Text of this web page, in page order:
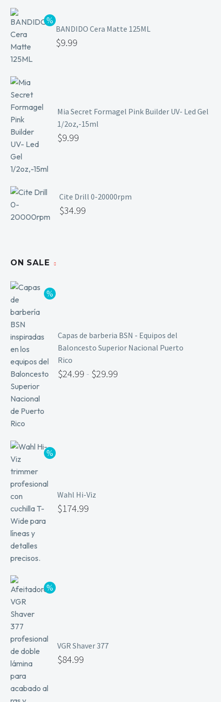
BANDIDO Cera Matte 125ML
$9.99
Mia Secret Formagel Pink Builder UV- Led Gel
1/2oz,-15ml
$9.99
Cite Drill 0-20000rpm
$34.99
ON SALE
Capas de barberia BSN - Equipos del
Baloncesto Superior Nacional Puerto
Rico
$24.99 - $29.99
Wahl Hi-Viz
$174.99
VGR Shaver 377
$84.99